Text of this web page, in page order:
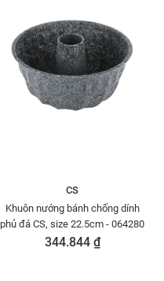
CS
Khuôn nướng bánh chống dính
phủ đá CS, size 22.5cm - 064280
344.844 ₫